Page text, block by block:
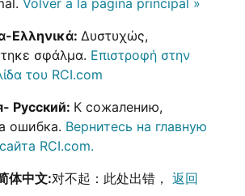
Volver a la página principal »
Ελληνικά:Δυστυχώς,
σφάλμα. Επιστροφή στην
του RCI.com
Русский: К сожалению,
ошибка. Вернитесь на главную
RCI.com.
体中文:对不起：此处出错，返回